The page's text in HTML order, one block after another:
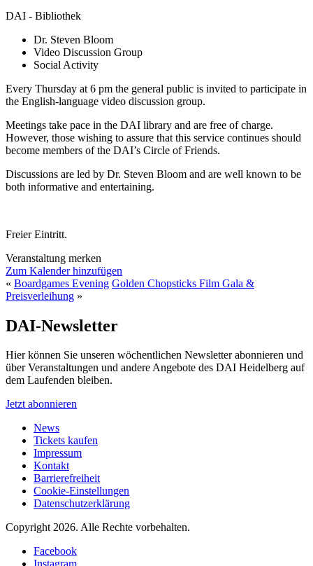
DAI - Bibliothek
Dr. Steven Bloom
Video Discussion Group
Social Activity
Every Thursday at 6 pm the general public is invited to participate in
the English-language video discussion group.
Meetings take pace in the DAI library and are free of charge.
However, those wishing to assure that this service continues should
become members of the DAI’s Circle of Friends.
Discussions are led by Dr. Steven Bloom and are well known to be
both informative and entertaining.
Freier Eintritt.
Veranstaltung merken
Zum Kalender hinzufügen
« Boardgames Evening Golden Chopsticks Film Gala &
Preisverleihung »
DAI-Newsletter
Hier können Sie unseren wöchentlichen Newsletter abonnieren und
über Veranstaltungen und andere Angebote des DAI Heidelberg auf
dem Laufenden bleiben.
Jetzt abonnieren
News
Tickets kaufen
Impressum
Kontakt
Barrierefreiheit
Cookie-Einstellungen
Datenschutzerklärung
Copyright 2026. Alle Rechte vorbehalten.
Facebook